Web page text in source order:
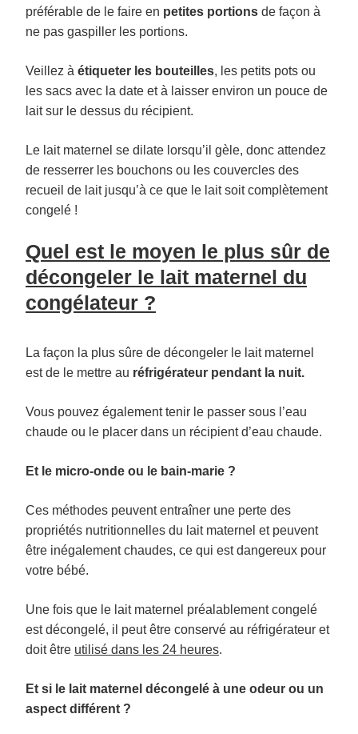
préférable de le faire en petites portions de façon à
ne pas gaspiller les portions.
Veillez à étiqueter les bouteilles, les petits pots ou
les sacs avec la date et à laisser environ un pouce de
lait sur le dessus du récipient.
Le lait maternel se dilate lorsqu’il gèle, donc attendez
de resserrer les bouchons ou les couvercles des
recueil de lait jusqu’à ce que le lait soit complètement
congelé !
Quel est le moyen le plus sûr de
décongeler le lait maternel du
congélateur ?
La façon la plus sûre de décongeler le lait maternel
est de le mettre au réfrigérateur pendant la nuit.
Vous pouvez également tenir le passer sous l’eau
chaude ou le placer dans un récipient d’eau chaude.
Et le micro-onde ou le bain-marie ?
Ces méthodes peuvent entraîner une perte des
propriétés nutritionnelles du lait maternel et peuvent
être inégalement chaudes, ce qui est dangereux pour
votre bébé.
Une fois que le lait maternel préalablement congelé
est décongelé, il peut être conservé au réfrigérateur et
doit être utilisé dans les 24 heures.
Et si le lait maternel décongelé à une odeur ou un
aspect différent ?